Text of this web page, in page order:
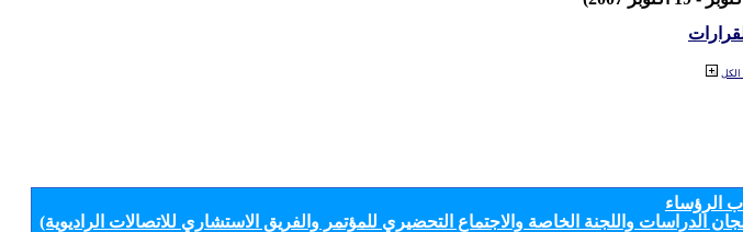
الرؤساء
الدراسات واللجنة الخاصة والاجتماع التحضيري للمؤتمر والفريق الاستشاري للاتصالات الراديوية)